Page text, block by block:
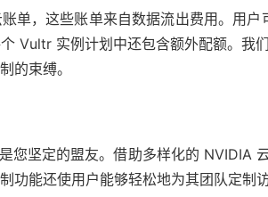
单，这些账单来自数据流出费用。用
Vultr 实例计划中还包含额外配额。我
的束缚。
您坚定的盟友。借助多样化的 NVIDIA
功能还使用户能够轻松地为其团队定制